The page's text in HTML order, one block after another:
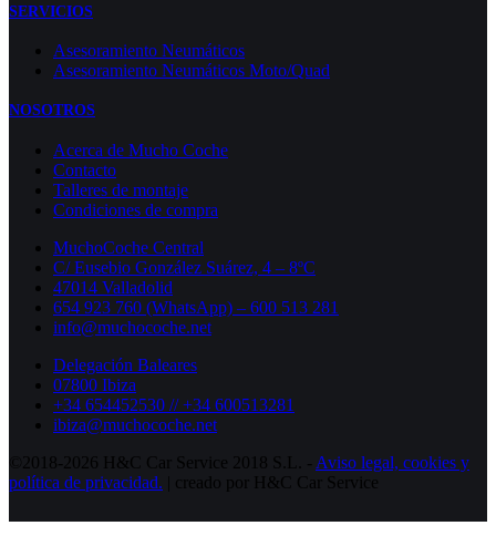
SERVICIOS
Asesoramiento Neumáticos
Asesoramiento Neumáticos Moto/Quad
NOSOTROS
Acerca de Mucho Coche
Contacto
Talleres de montaje
Condiciones de compra
MuchoCoche Central
C/ Eusebio González Suárez, 4 – 8ºC
47014 Valladolid
654 923 760 (WhatsApp) – 600 513 281
info@muchocoche.net
Delegación Baleares
07800 Ibiza
+34 654452530 // +34 600513281
ibiza@muchocoche.net
©2018-2026 H&C Car Service 2018 S.L. - Aviso legal, cookies y
política de privacidad. | creado por H&C Car Service